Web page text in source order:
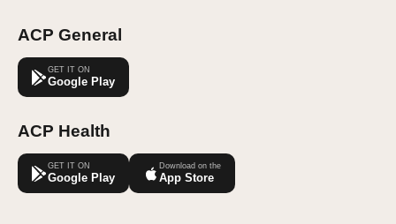
ACP General
GET IT ON
Google Play
ACP Health
GET IT ON
Google Play
Download on the
App Store